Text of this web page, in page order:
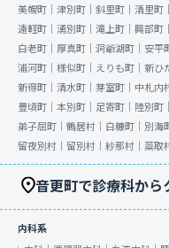
美幌町｜ 津別町｜ 斜里町｜ 清里町｜
遠軽町｜ 湧別町｜ 滝上町｜ 興部町｜
白老町｜ 厚真町｜ 洞爺湖町｜ 安平
浦河町｜ 様似町｜ えりも町｜ 新ひ
新得町｜ 清水町｜ 芽室町｜ 中札内
豊頃町｜ 本別町｜ 足寄町｜ 陸別町｜
弟子屈町｜ 鶴居村｜ 白糠町｜ 別海
留夜別村｜ 留別村｜ 紗那村｜ 蘂取
音更町で診療科から
内科系